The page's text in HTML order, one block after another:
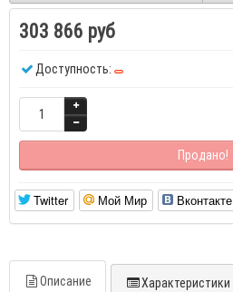
303 866 руб
Доступность:
Продано!
Twitter Мой Мир Вконтакте
Описание Характеристики